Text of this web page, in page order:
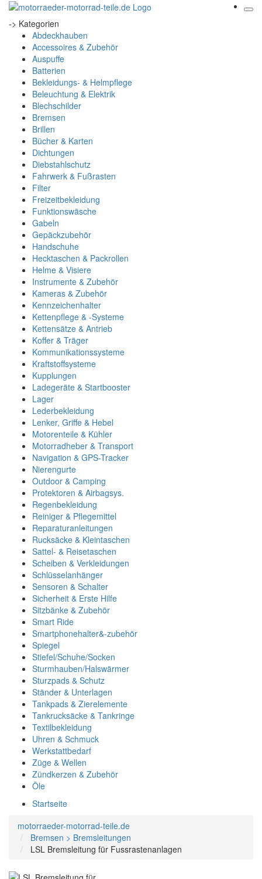
-> Kategorien
Abdeckhauben
Accessoires & Zubehör
Auspuffe
Batterien
Bekleidungs- & Helmpflege
Beleuchtung & Elektrik
Blechschilder
Bremsen
Brillen
Bücher & Karten
Dichtungen
Diebstahlschutz
Fahrwerk & Fußrasten
Filter
Freizeitbekleidung
Funktionswäsche
Gabeln
Gepäckzubehör
Handschuhe
Hecktaschen & Packrollen
Helme & Visiere
Instrumente & Zubehör
Kameras & Zubehör
Kennzeichenhalter
Kettenpflege & -Systeme
Kettensätze & Antrieb
Koffer & Träger
Kommunikationssysteme
Kraftstoffsysteme
Kupplungen
Ladegeräte & Startbooster
Lager
Lederbekleidung
Lenker, Griffe & Hebel
Motorenteile & Kühler
Motorradheber & Transport
Navigation & GPS-Tracker
Nierengurte
Outdoor & Camping
Protektoren & Airbagsys.
Regenbekleidung
Reiniger & Pflegemittel
Reparaturanleitungen
Rucksäcke & Kleintaschen
Sattel- & Reisetaschen
Scheiben & Verkleidungen
Schlüsselanhänger
Sensoren & Schalter
Sicherheit & Erste Hilfe
Sitzbänke & Zubehör
Smart Ride
Smartphonehalter&-zubehör
Spiegel
Stiefel/Schuhe/Socken
Sturmhauben/Halswärmer
Sturzpads & Schutz
Ständer & Unterlagen
Tankpads & Zierelemente
Tankrucksäcke & Tankringe
Textilbekleidung
Uhren & Schmuck
Werkstattbedarf
Züge & Wellen
Zündkerzen & Zubehör
Öle
Startseite
motorraeder-motorrad-teile.de
Bremsen > Bremsleitungen
LSL Bremsleitung für Fussrastenanlagen